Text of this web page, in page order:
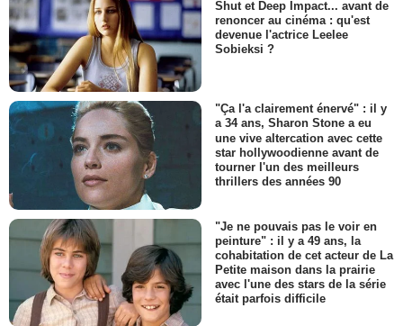
Shut et Deep Impact... avant de
renoncer au cinéma : qu'est
devenue l'actrice Leelee
Sobieksi ?
"Ça l'a clairement énervé" : il y
a 34 ans, Sharon Stone a eu
une vive altercation avec cette
star hollywoodienne avant de
tourner l'un des meilleurs
thrillers des années 90
"Je ne pouvais pas le voir en
peinture" : il y a 49 ans, la
cohabitation de cet acteur de La
Petite maison dans la prairie
avec l'une des stars de la série
était parfois difficile